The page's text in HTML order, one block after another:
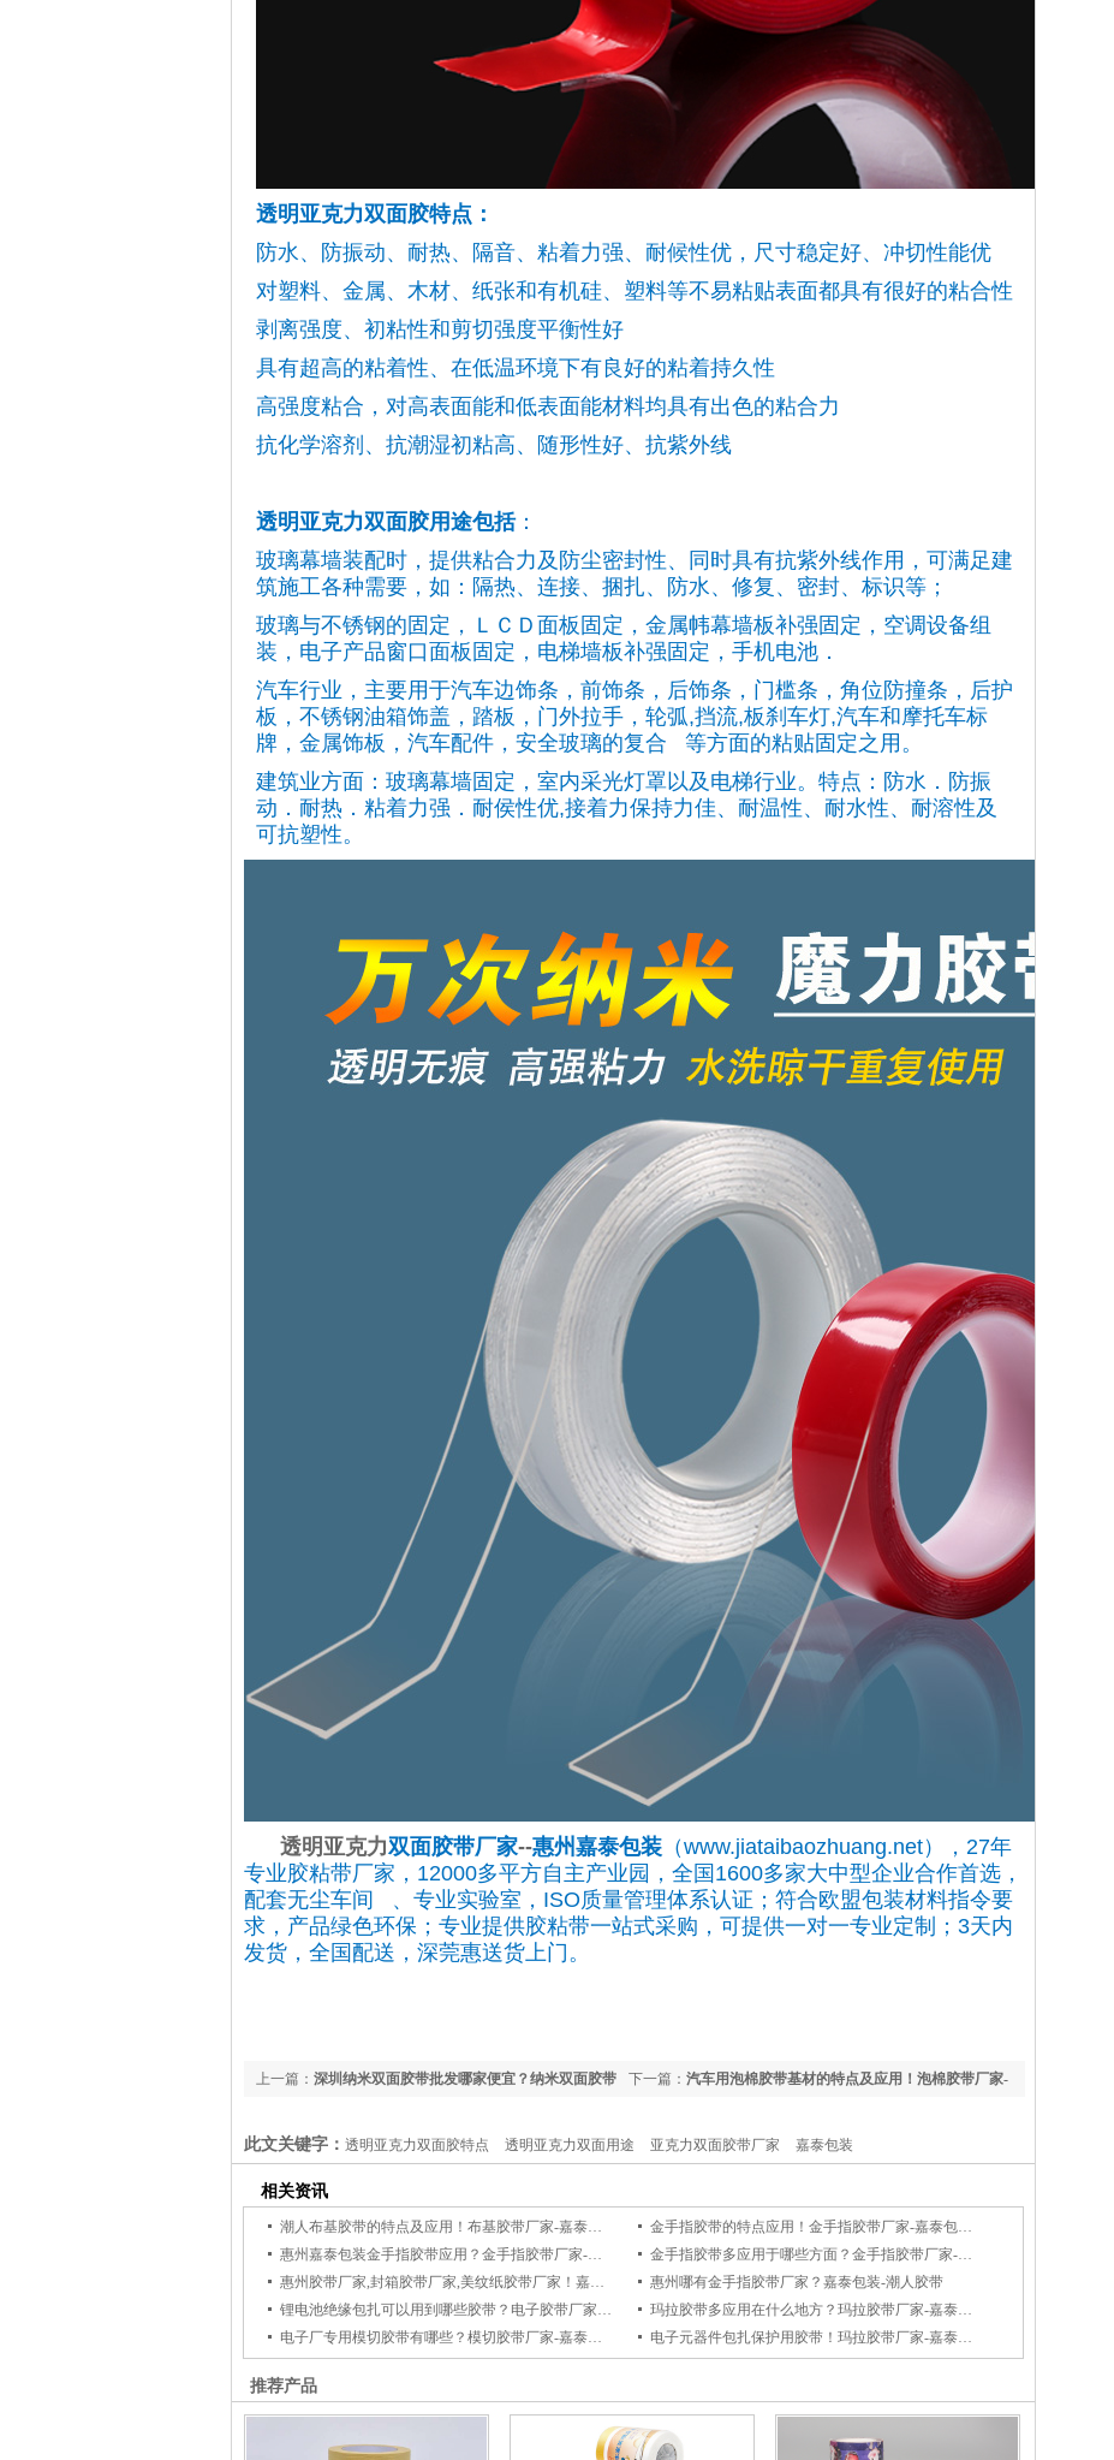
透明亚克力双面胶特点：
防水、防振动、耐热、隔音、粘着力强、耐候性优，尺寸稳定好、冲切性能优
对塑料、金属、木材、纸张和有机硅、塑料等不易粘贴表面都具有很好的粘合性
剥离强度、初粘性和剪切强度平衡性好
具有超高的粘着性、在低温环境下有良好的粘着持久性
高强度粘合，对高表面能和低表面能材料均具有出色的粘合力
抗化学溶剂、抗潮湿初粘高、随形性好、抗紫外线
透明亚克力双面胶用途包括：
玻璃幕墙装配时，提供粘合力及防尘密封性、同时具有抗紫外线作用，可满足建
筑施工各种需要，如：隔热、连接、捆扎、防水、修复、密封、标识等；
玻璃与不锈钢的固定，ＬＣＤ面板固定，金属帏幕墙板补强固定，空调设备组
装，电子产品窗口面板固定，电梯墙板补强固定，手机电池．
汽车行业，主要用于汽车边饰条，前饰条，后饰条，门槛条，角位防撞条，后护
板，不锈钢油箱饰盖，踏板，门外拉手，轮弧,挡流,板刹车灯,汽车和摩托车标
牌，金属饰板，汽车配件，安全玻璃的复合 等方面的粘贴固定之用。
建筑业方面：玻璃幕墙固定，室内采光灯罩以及电梯行业。特点：防水．防振
动．耐热．粘着力强．耐侯性优,接着力保持力佳、耐温性、耐水性、耐溶性及
可抗塑性。
透明亚克力双面胶带厂家--惠州嘉泰包装 （www.jiataibaozhuang.net），27年
专业胶粘带厂家，12000多平方自主产业园，全国1600多家大中型企业合作首选，
配套无尘车间 、专业实验室，ISO质量管理体系认证；符合欧盟包装材料指令要
求，产品绿色环保；专业提供胶粘带一站式采购，可提供一对一专业定制；3天内
发货，全国配送，深莞惠送货上门。
下一篇： 汽车用泡棉胶带基材的特点及应用！泡棉胶带厂家-
上一篇： 深圳纳米双面胶带批发哪家便宜？纳米双面胶带
此文关键字： 透明亚克力双面胶特点 透明亚克力双面用途 亚克力双面胶带厂家 嘉泰包装
相关资讯
潮人布基胶带的特点及应用！布基胶带厂家-嘉泰包装/潮人胶带
金手指胶带的特点应用！金手指胶带厂家-嘉泰包装/潮人胶带
惠州嘉泰包装金手指胶带应用？金手指胶带厂家-潮人胶带
金手指胶带多应用于哪些方面？金手指胶带厂家-惠州嘉泰包装/潮人胶带
惠州胶带厂家,封箱胶带厂家,美纹纸胶带厂家！嘉泰包装-潮人胶带
惠州哪有金手指胶带厂家？嘉泰包装-潮人胶带
锂电池绝缘包扎可以用到哪些胶带？电子胶带厂家-嘉泰包装/潮人胶带
玛拉胶带多应用在什么地方？玛拉胶带厂家-嘉泰包装/潮人胶带
电子厂专用模切胶带有哪些？模切胶带厂家-嘉泰包装/潮人胶带
电子元器件包扎保护用胶带！玛拉胶带厂家-嘉泰包装/潮人胶带
推荐产品